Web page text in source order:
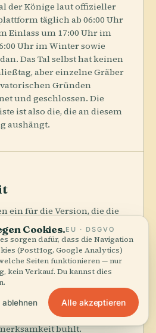
der Könige laut offizieller
täglich ab 06:00 Uhr
Einlass um 17:00 Uhr im
Uhr im Winter sowie
Das Tal selbst hat keinen
aber einzelne Gräber
Gründen
und geschlossen. Die
ist also die, die an diesem
aushängt.
ein für die Version, die die
machen: Shuttle, drei
paar Pausen im Schatten
ins weiße Blendlicht.
es in 1 bis 1,5 Stunden,
sind sinnvoller, wenn Sie
Sethos I. oder
und nicht durch
in denen jede bemalte
buhlt.
Cookies.EU · DSGVO
sorgen dafür, dass die Navigation
(PostHog, Google Analytics)
Seiten funktionieren — nur
kein Verkauf. Du kannst dies
ablehnen Alle akzeptieren